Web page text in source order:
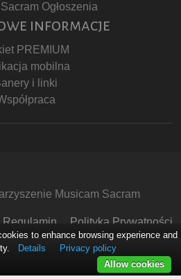
Ogłoszenia
informacje
PREMIUM
mobilna
i linki
Musicam Sacram
Regulamin Polityka Prywatności
to enhance browsing experience and
Details
Privacy policy
Allow cookies